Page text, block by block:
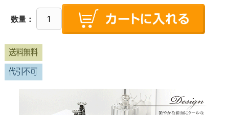
数量：